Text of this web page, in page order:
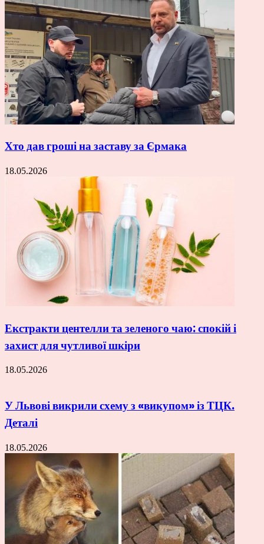
Хто дав гроші на заставу за Єрмака
18.05.2026
Екстракти центелли та зеленого чаю: спокій і
захист для чутливої шкіри
18.05.2026
У Львові викрили схему з «викупом» із ТЦК.
Деталі
18.05.2026